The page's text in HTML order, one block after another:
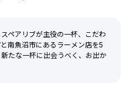
ペアリブが主役の一杯、こだわ
南魚沼市にあるラーメン店を5
たな一杯に出会うべく、お出か